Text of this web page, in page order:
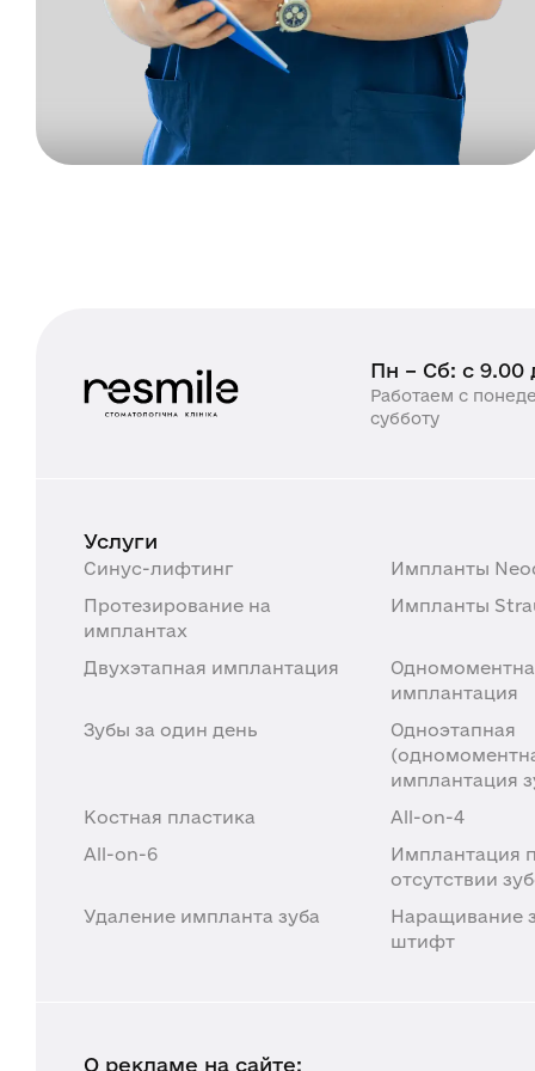
Пн – Сб: с 9.00
Работаем с
субботу
Услуги
Синус-лифтинг
Импланты
Протезирование на
имплантах
Импланты
Двухэтапная имплантация
имплантация
Зубы за один день
Одноэтапная
имплантация
Костная пластика
All-on-4
All-on-6
Имплантация
отсутствии
Удаление импланта зуба
Наращивание
штифт
О рекламе на сайте: